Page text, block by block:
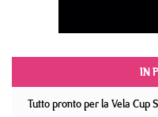
IN
Tutto pronto per la Vela Cup